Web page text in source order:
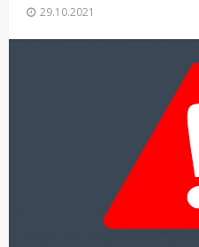
29.10.2021